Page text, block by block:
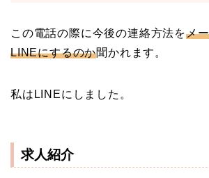
この電話の際に今後の連絡方法をメ
LINEにするのか聞かれます。
私はLINEにしました。
求人紹介